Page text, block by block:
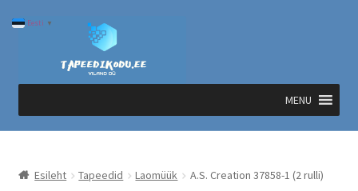
Liigu
navigeerimisele
Liigu
MENU
Esileht Tapeedid Laomüük A.S. Creation 37858-1 (2 rulli)
Eesti ▼